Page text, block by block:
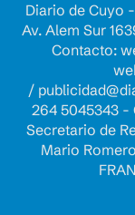
Diario de Cuyo
Av. Alem Sur
Contacto:
/
264 5045343 -
Secretario de
Mario